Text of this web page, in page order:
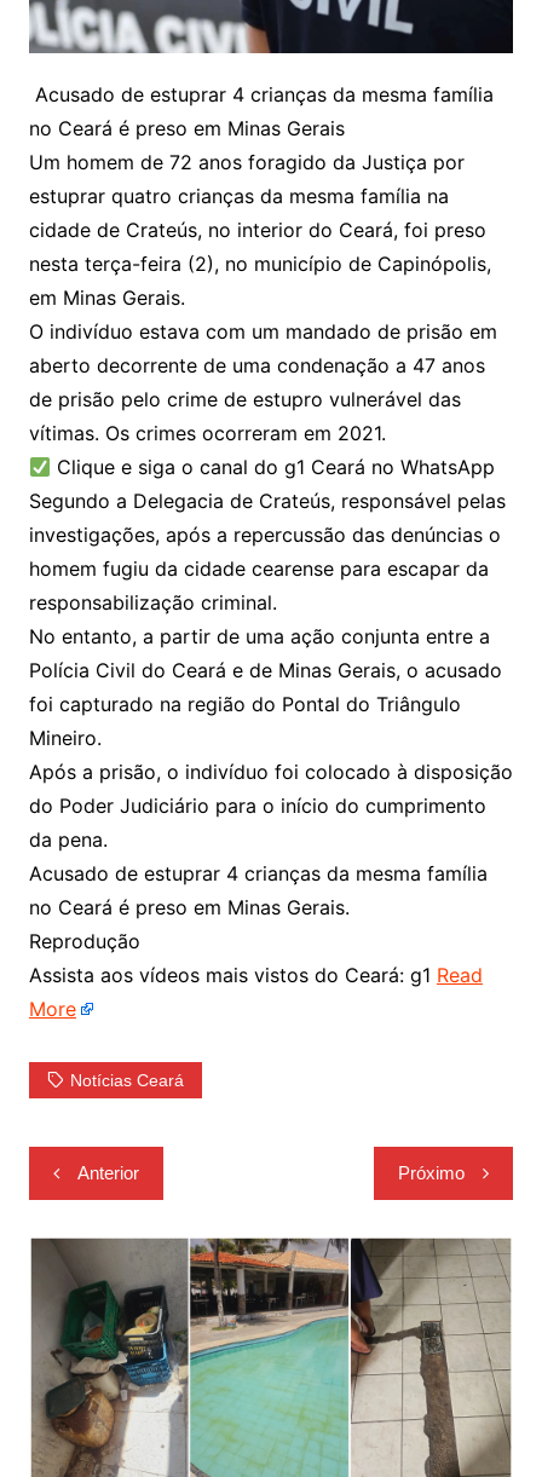
Acusado de estuprar 4 crianças da mesma família
no Ceará é preso em Minas Gerais
Um homem de 72 anos foragido da Justiça por
estuprar quatro crianças da mesma família na
cidade de Crateús, no interior do Ceará, foi preso
nesta terça-feira (2), no município de Capinópolis,
em Minas Gerais.
O indivíduo estava com um mandado de prisão em
aberto decorrente de uma condenação a 47 anos
de prisão pelo crime de estupro vulnerável das
vítimas. Os crimes ocorreram em 2021.
Clique e siga o canal do g1 Ceará no WhatsApp
Segundo a Delegacia de Crateús, responsável pelas
investigações, ​após a repercussão das denúncias o
homem fugiu da cidade cearense para escapar da
responsabilização criminal.
No entanto, a partir de uma ação conjunta entre a
Polícia Civil do Ceará e de Minas Gerais, o acusado
foi capturado na região do Pontal do Triângulo
Mineiro.
Após a prisão, o indivíduo foi colocado à disposição
do Poder Judiciário para o início do cumprimento
da pena.
Acusado de estuprar 4 crianças da mesma família
no Ceará é preso em Minas Gerais.
Reprodução
Assista aos vídeos mais vistos do Ceará: g1 Read
More
Notícias Ceará
Navegação
de
Post
Anterior Próximo